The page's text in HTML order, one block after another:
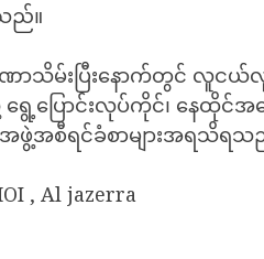
သည်။
သိမ်းပြီးနောက်တွင် လူငယ်လူ
ေ့ပြောင်းလုပ်ကိုင်၊ နေထိုင်အခြ
ဖွဲ့အစီရင်ခံစာများအရသိရသ
, Al jazerra